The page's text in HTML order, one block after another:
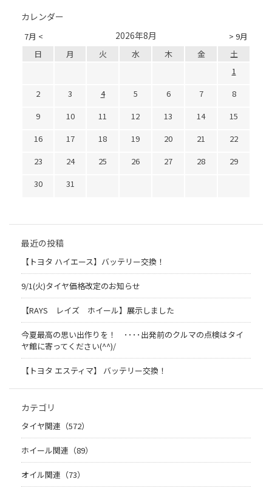
カレンダー
7月 < > 9月
2026年8月
日 月 火 水 木 金
土
1
2
3 4 5 6 7
8
9
10 11 12 13 14
15
16
17 18 19 20 21
22
23
24 25 26 27 28
29
30
31
最近の投稿
【トヨタ ハイエース】バッテリー交換！
9/1(火)タイヤ価格改定のお知らせ
【RAYS レイズ ホイール】展示しました
今夏最高の思い出作りを！ ････出発前のクルマの点検はタイ
ヤ館に寄ってください(^^)/
【トヨタ エスティマ】 バッテリー交換！
カテゴリ
タイヤ関連（572）
ホイール関連（89）
オイル関連（73）